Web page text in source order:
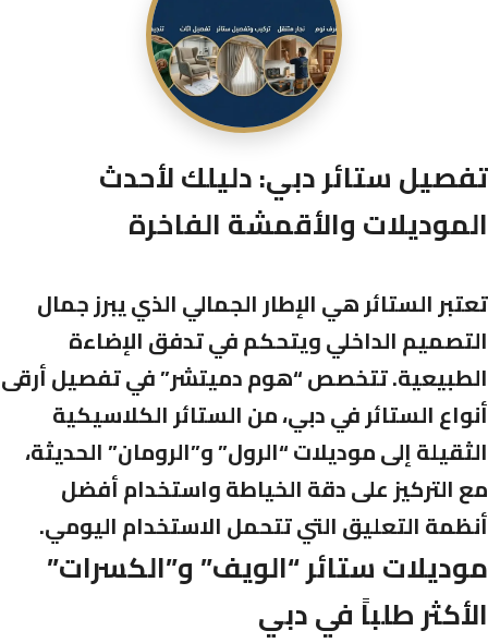
تفصيل ستائر دبي: دليلك لأحدث
الموديلات والأقمشة الفاخرة
تعتبر الستائر هي الإطار الجمالي الذي يبرز جمال
التصميم الداخلي ويتحكم في تدفق الإضاءة
الطبيعية. تتخصص “هوم دميتشر” في تفصيل أرقى
أنواع الستائر في دبي، من الستائر الكلاسيكية
الثقيلة إلى موديلات “الرول” و”الرومان” الحديثة،
مع التركيز على دقة الخياطة واستخدام أفضل
أنظمة التعليق التي تتحمل الاستخدام اليومي.
موديلات ستائر “الويف” و”الكسرات”
الأكثر طلباً في دبي